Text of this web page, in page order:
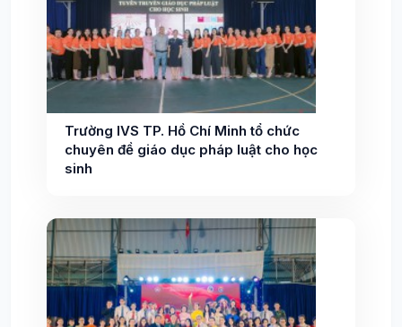
Trường IVS TP. Hồ Chí Minh tổ chức
chuyên đề giáo dục pháp luật cho học
sinh